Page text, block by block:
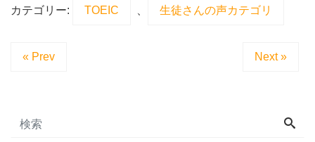
カテゴリー: TOEIC 生徒さんの声カテゴリ
« Prev Next »